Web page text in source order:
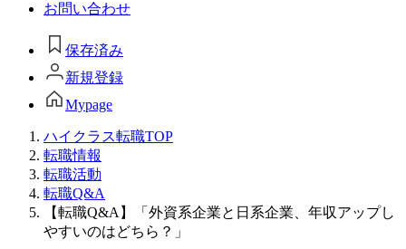
お問い合わせ
保存済み
新規登録
Mypage
ハイクラス転職TOP
転職情報
転職活動
転職Q&A
【転職Q&A】「外資系企業と日系企業、年収アップし
やすいのはどちら？」